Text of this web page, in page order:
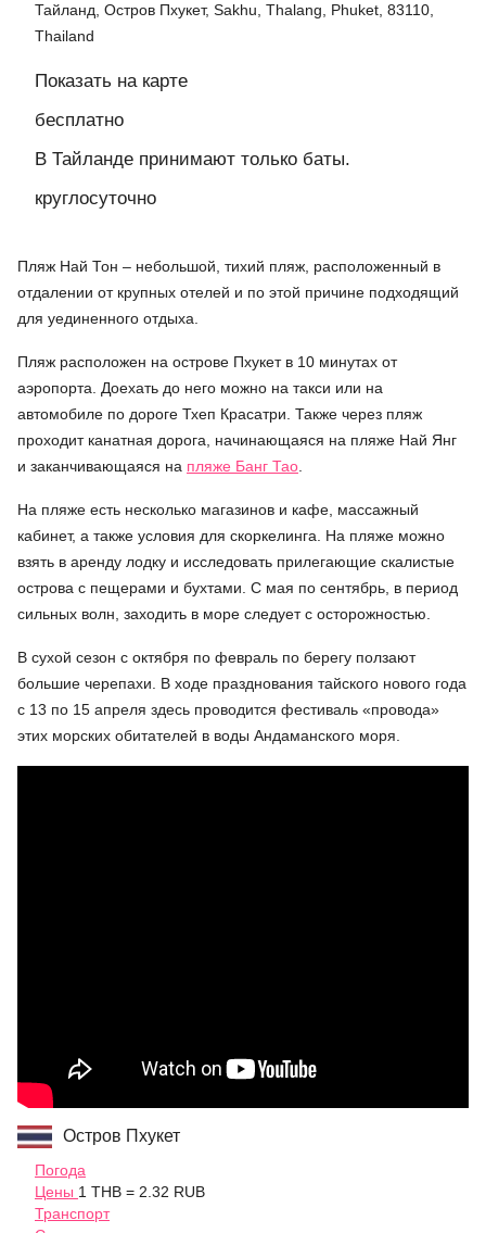
Тайланд, Остров Пхукет, Sakhu, Thalang, Phuket, 83110,
Thailand
Показать на карте
бесплатно
В Тайланде принимают только баты.
круглосуточно
Пляж Най Тон – небольшой, тихий пляж, расположенный в
отдалении от крупных отелей и по этой причине подходящий
для уединенного отдыха.
Пляж расположен на острове Пхукет в 10 минутах от
аэропорта. Доехать до него можно на такси или на
автомобиле по дороге Тхеп Красатри. Также через пляж
проходит канатная дорога, начинающаяся на пляже Най Янг
и заканчивающаяся на пляже Банг Тао
На пляже есть несколько магазинов и кафе, массажный
кабинет, а также условия для скоркелинга. На пляже можно
взять в аренду лодку и исследовать прилегающие скалистые
острова с пещерами и бухтами. С мая по сентябрь, в период
сильных волн, заходить в море следует с осторожностью.
В сухой сезон с октября по февраль по берегу ползают
большие черепахи. В ходе празднования тайского нового года
с 13 по 15 апреля здесь проводится фестиваль «провода»
этих морских обитателей в воды Андаманского моря.
Остров Пхукет
Погода
Цены 1 THB = 2.32 RUB
Транспорт